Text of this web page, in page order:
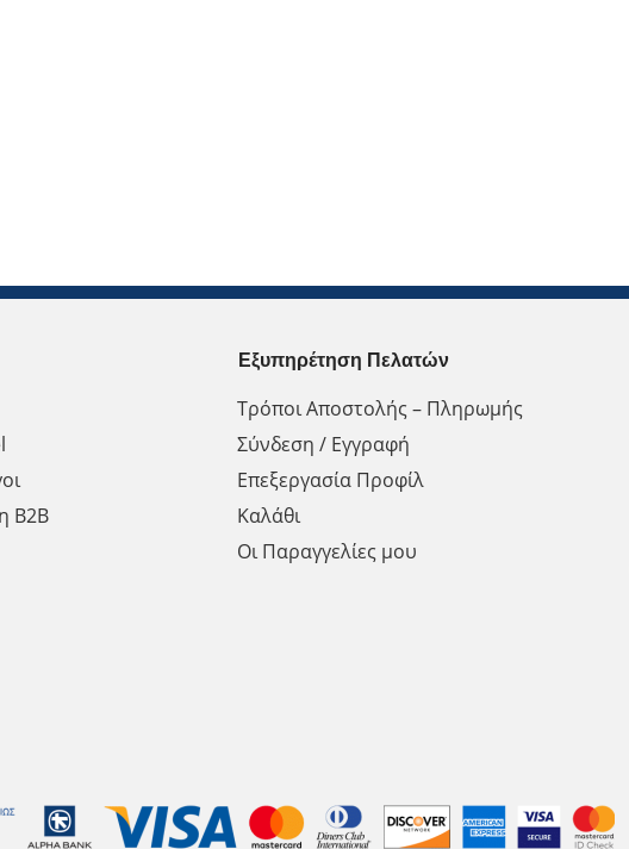
Β2Β
Εξυπηρέτηση Πελατών
Τρόποι Αποστολής – Πληρωμής
Σύνδεση / Εγγραφή
Επεξεργασία Προφίλ
Καλάθι
Οι Παραγγελίες μου